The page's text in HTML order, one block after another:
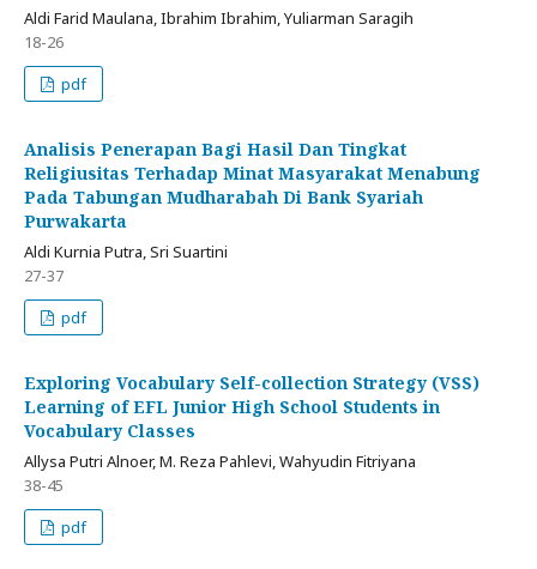
Aldi Farid Maulana, Ibrahim Ibrahim, Yuliarman Saragih
18-26
pdf
Analisis Penerapan Bagi Hasil Dan Tingkat
Religiusitas Terhadap Minat Masyarakat Menabung
Pada Tabungan Mudharabah Di Bank Syariah
Purwakarta
Aldi Kurnia Putra, Sri Suartini
27-37
pdf
Exploring Vocabulary Self-collection Strategy (VSS)
Learning of EFL Junior High School Students in
Vocabulary Classes
Allysa Putri Alnoer, M. Reza Pahlevi, Wahyudin Fitriyana
38-45
pdf